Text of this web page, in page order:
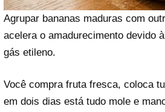
Agrupar bananas maduras com
acelera o amadurecimento devido
gás etileno.
Você compra fruta fresca, coloca
em dois dias está tudo mole e